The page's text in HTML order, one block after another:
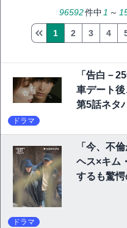
96592件中 1 ～
1 2 3 4
「告白－
車デート後
第5話ネタ
ドラマ
「今、不
ヘス×キム
するも驚愕
ドラマ